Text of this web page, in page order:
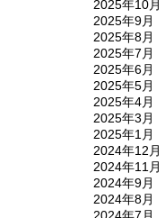
2025年10月
2025年9月
2025年8月
2025年7月
2025年6月
2025年5月
2025年4月
2025年3月
2025年1月
2024年12月
2024年11月
2024年9月
2024年8月
2024年7月